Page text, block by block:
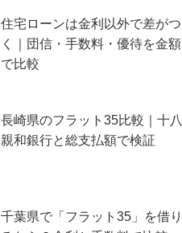
住宅ローンは金利以外で差がつ
く｜団信・手数料・優待を金額
で比較
長崎県のフラット35比較｜十八
親和銀行と総支払額で検証
千葉県で「フラット35」を借り